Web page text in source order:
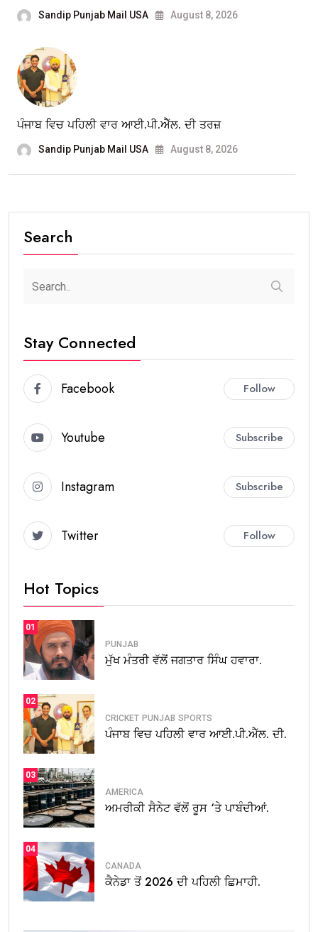
Sandip Punjab Mail USA August 8, 2026
ਪੰਜਾਬ ਵਿਚ ਪਹਿਲੀ ਵਾਰ ਆਈ.ਪੀ.ਐੱਲ. ਦੀ ਤਰਜ਼
Sandip Punjab Mail USA August 8, 2026
Search
Stay Connected
Facebook Follow
Youtube Subscribe
Instagram Subscribe
Twitter Follow
Hot Topics
01
PUNJAB
ਮੁੱਖ ਮੰਤਰੀ ਵੱਲੋਂ ਜਗਤਾਰ ਸਿੰਘ ਹਵਾਰਾ.
02
CRICKET PUNJAB SPORTS
ਪੰਜਾਬ ਵਿਚ ਪਹਿਲੀ ਵਾਰ ਆਈ.ਪੀ.ਐੱਲ. ਦੀ.
03
AMERICA
ਅਮਰੀਕੀ ਸੈਨੇਟ ਵੱਲੋਂ ਰੂਸ ‘ਤੇ ਪਾਬੰਦੀਆਂ.
04
CANADA
ਕੈਨੇਡਾ ਤੋਂ 2026 ਦੀ ਪਹਿਲੀ ਛਿਮਾਹੀ.